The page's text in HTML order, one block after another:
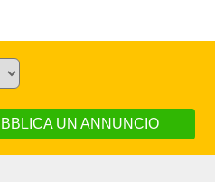
UN ANNUNCIO